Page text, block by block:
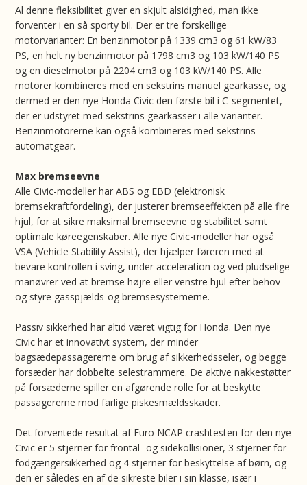
Al denne fleksibilitet giver en skjult alsidighed, man ikke
forventer i en så sporty bil. Der er tre forskellige
motorvarianter: En benzinmotor på 1339 cm3 og 61 kW/83
PS, en helt ny benzinmotor på 1798 cm3 og 103 kW/140 PS
og en dieselmotor på 2204 cm3 og 103 kW/140 PS. Alle
motorer kombineres med en sekstrins manuel gearkasse, og
dermed er den nye Honda Civic den første bil i C-segmentet,
der er udstyret med sekstrins gearkasser i alle varianter.
Benzinmotorerne kan også kombineres med sekstrins
automatgear.
Max bremseevne
Alle Civic-modeller har ABS og EBD (elektronisk
bremsekraftfordeling), der justerer bremseeffekten på alle fire
hjul, for at sikre maksimal bremseevne og stabilitet samt
optimale køreegenskaber. Alle nye Civic-modeller har også
VSA (Vehicle Stability Assist), der hjælper føreren med at
bevare kontrollen i sving, under acceleration og ved pludselige
manøvrer ved at bremse højre eller venstre hjul efter behov
og styre gasspjælds-og bremsesystemerne.
Passiv sikkerhed har altid været vigtig for Honda. Den nye
Civic har et innovativt system, der minder
bagsædepassagererne om brug af sikkerhedsseler, og begge
forsæder har dobbelte selestrammere. De aktive nakkestøtter
på forsæderne spiller en afgørende rolle for at beskytte
passagererne mod farlige piskesmældsskader.
Det forventede resultat af Euro NCAP crashtesten for den nye
Civic er 5 stjerner for frontal- og sidekollisioner, 3 stjerner for
fodgængersikkerhed og 4 stjerner for beskyttelse af børn, og
den er således en af de sikreste biler i sin klasse, især i